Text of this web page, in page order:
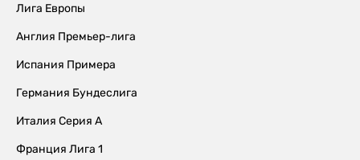
Лига Европы
Англия Премьер-лига
Испания Примера
Германия Бундеслига
Италия Серия А
Франция Лига 1